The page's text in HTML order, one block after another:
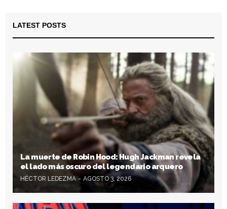
LATEST POSTS
La muerte de Robin Hood: Hugh Jackman revela
el lado más oscuro del legendario arquero
HÉCTOR LEDEZMA AGOSTO 3, 2026